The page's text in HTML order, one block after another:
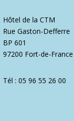
Hôtel de la CTM
Rue Gaston-Defferre
BP 601
97200 Fort-de-France
Tél : 05 96 55 26 00